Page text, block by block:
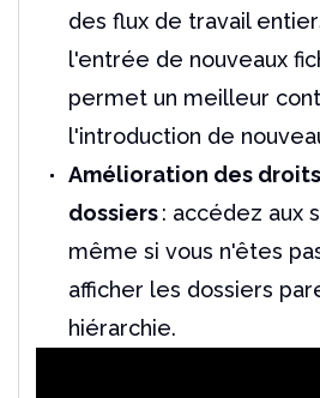
des flux de travail
l'entrée de nouveaux
permet un meilleur
l'introduction de
Amélioration des
dossiers: accédez aux
même si vous n'êtes
afficher les dossiers
hiérarchie.